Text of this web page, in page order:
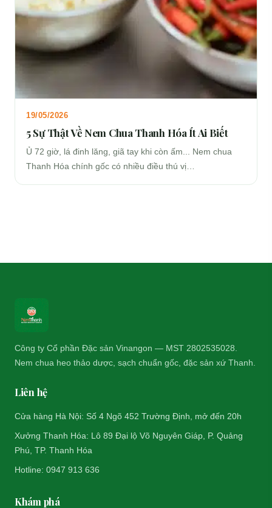
19/05/2026
5 Sự Thật Về Nem Chua Thanh Hóa Ít Ai Biết
Ủ 72 giờ, lá đinh lăng, giã tay khi còn ấm... Nem chua
Thanh Hóa chính gốc có nhiều điều thú vị…
Công ty Cổ phần Đặc sản Vinangon — MST 2802535028.
Nem chua heo thảo dược, sạch chuẩn gốc, đặc sản xứ Thanh.
Liên hệ
Cửa hàng Hà Nội: Số 4 Ngõ 452 Trường Định, mở đến 20h
Xưởng Thanh Hóa: Lô 89 Đại lộ Võ Nguyên Giáp, P. Quảng
Phú, TP. Thanh Hóa
Hotline: 0947 913 636
Khám phá